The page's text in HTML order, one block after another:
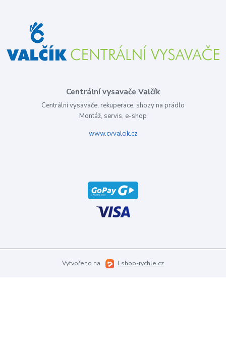
Centrální vysavače Valčík
Centrální vysavače, rekuperace, shozy na prádlo
Montáž, servis, e-shop
www.cvvalcik.cz
Vytvořeno na Eshop-rychle.cz